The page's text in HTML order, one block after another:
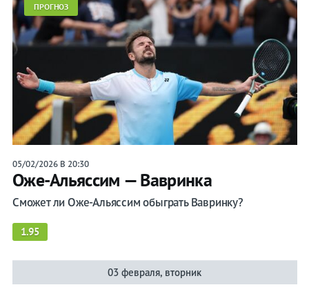
ПРОГНОЗ
05/02/2026 В 20:30
Оже-Альяссим — Вавринка
Сможет ли Оже-Альяссим обыграть Вавринку?
1.95
03 февраля, вторник